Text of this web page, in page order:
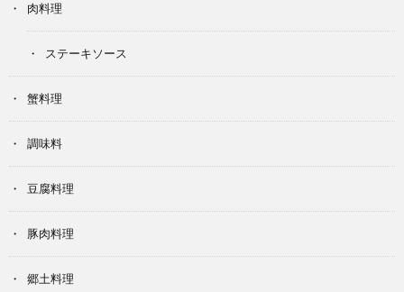
肉料理
ステーキソース
蟹料理
調味料
豆腐料理
豚肉料理
郷土料理